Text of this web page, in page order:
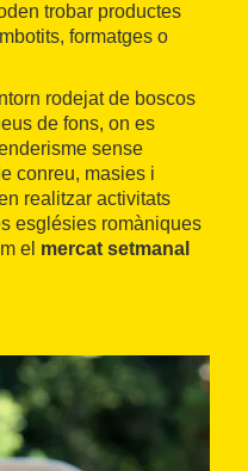
trobar productes
formatges o
rodejat de boscos
de fons, on es
sense
conreu, masies i
realitzar activitats
esglésies romàniques
el mercat setmanal